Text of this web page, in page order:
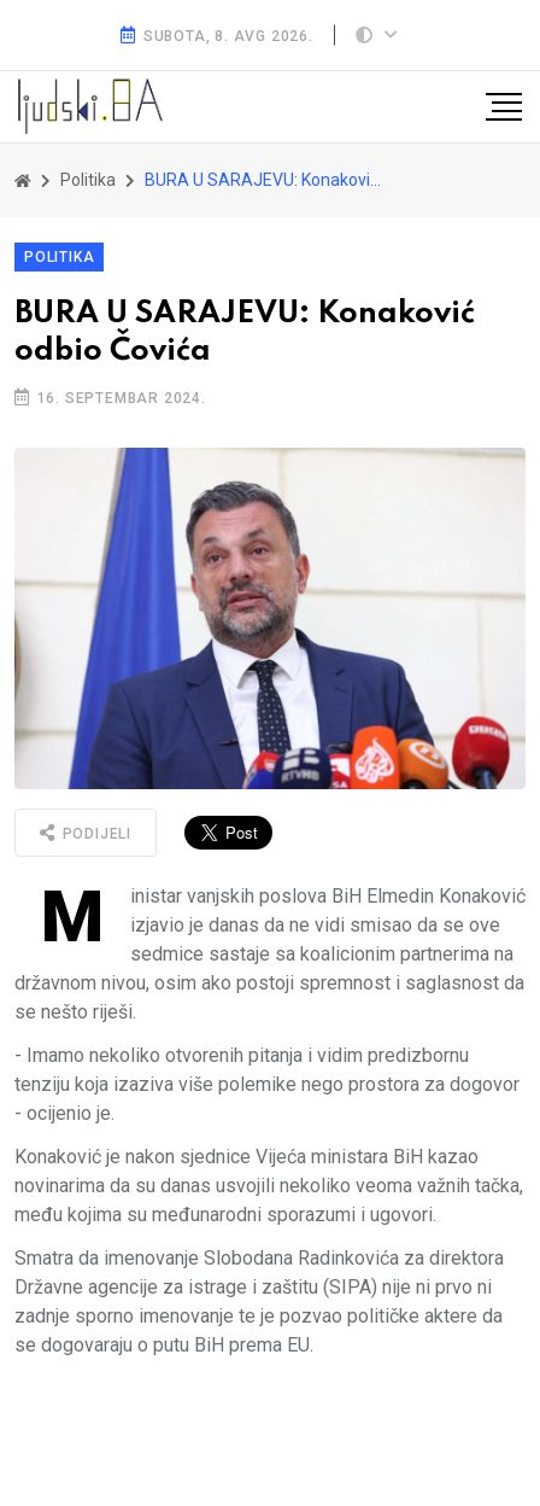
SUBOTA, 8. AVG 2026.
Politika BURA U SARAJEVU: Konaković odbio Čovića
POLITIKA
BURA U SARAJEVU: Konaković
odbio Čovića
16. SEPTEMBAR 2024.
PODIJELI
M
inistar vanjskih poslova BiH Elmedin Konaković
izjavio je danas da ne vidi smisao da se ove
sedmice sastaje sa koalicionim partnerima na
državnom nivou, osim ako postoji spremnost i saglasnost da
se nešto riješi.
- Imamo nekoliko otvorenih pitanja i vidim predizbornu
tenziju koja izaziva više polemike nego prostora za dogovor
- ocijenio je.
Konaković je nakon sjednice Vijeća ministara BiH kazao
novinarima da su danas usvojili nekoliko veoma važnih tačka,
među kojima su međunarodni sporazumi i ugovori.
Smatra da imenovanje Slobodana Radinkovića za direktora
Državne agencije za istrage i zaštitu (SIPA) nije ni prvo ni
zadnje sporno imenovanje te je pozvao političke aktere da
se dogovaraju o putu BiH prema EU.